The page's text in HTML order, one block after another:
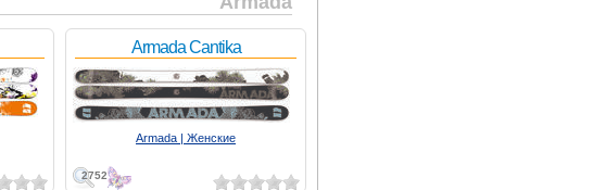
2752
Armada Cantika
Armada | Женские